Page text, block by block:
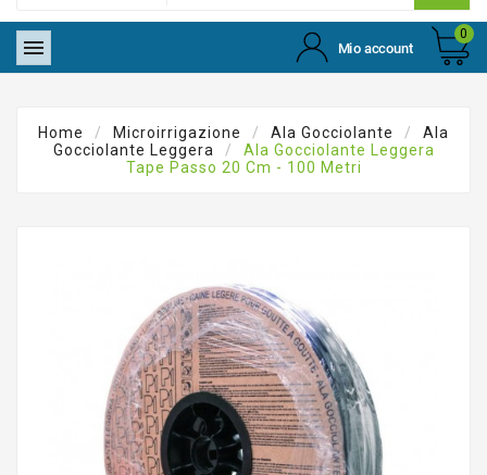
 Mio account
0
Home Microirrigazione Ala Gocciolante
Ala
Gocciolante Leggera
Ala Gocciolante Leggera
Tape Passo 20 Cm - 100 Metri